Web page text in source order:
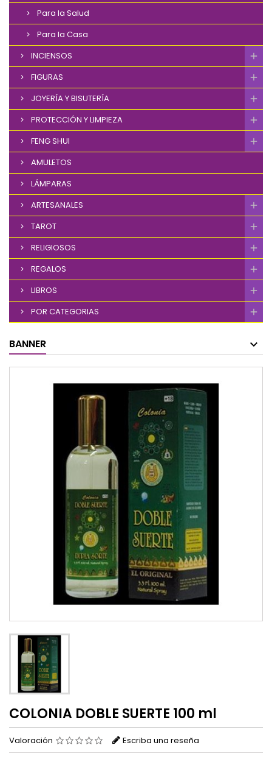
Para la Salud
Para la Casa
INCIENSOS
FIGURAS
JOYERÍA Y BISUTERÍA
PROTECCIÓN Y LIMPIEZA
FENG SHUI
AMULETOS
LÁMPARAS
ARTESANALES
TAROT
RELIGIOSOS
REGALOS
LIBROS
POR CATEGORIAS
BANNER
COLONIA DOBLE SUERTE 100 ml
Valoración Escriba una reseña